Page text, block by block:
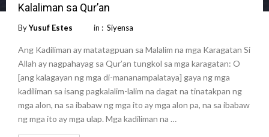
Kalaliman sa Qur’an
ByYusuf Estes in : Siyensa
Ang Kadiliman ay matatagpuan sa Malalim na mga Karagatan Si
Allah ay nagpahayag sa Qur’an tungkol sa mga karagatan: O
[ang kalagayan ng mga di-mananampalataya] gaya ng mga
kadiliman sa isang pagkalalim-lalim na dagat na tinatakpan ng
mga alon, na sa ibabaw ng mga ito ay mga alon pa, na sa ibabaw
ng mga ito ay mga ulap. Mga kadiliman na …